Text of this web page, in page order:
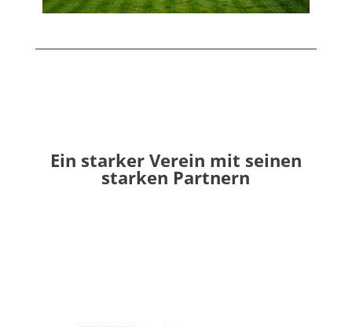
Ein starker Verein mit seinen
starken Partnern